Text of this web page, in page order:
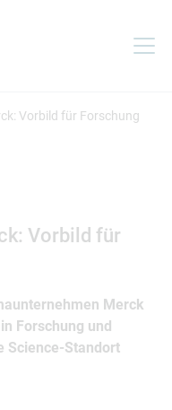
Vorbild für Forschung
Vorbild für
Merck
Forschung und
Science-Standort